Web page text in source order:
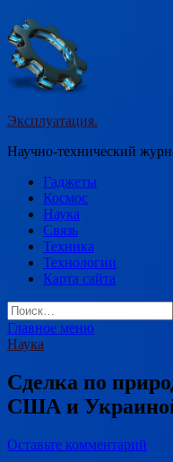
Перейти
к
содержимому
Эксплуатация.
Научно-технический
Гаджеты
Космос
Наука
Связь
Техника
Технологии
Карта сайта
Найти:
Главное меню
Наука
Сделка по
США и
Оставьте комментарий